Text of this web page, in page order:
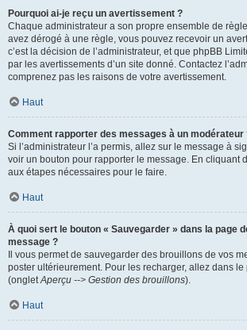
Pourquoi ai-je reçu un avertissement ?
Chaque administrateur a son propre ensemble de
avez dérogé à une règle, vous pouvez recevoir un
c’est la décision de l’administrateur, et que phpBB
par les avertissements d’un site donné. Contactez
comprenez pas les raisons de votre avertissement.
Haut
Comment rapporter des messages à un modérateur
Si l’administrateur l’a permis, allez sur le message à
voir un bouton pour rapporter le message. En cliquant
aux étapes nécessaires pour le faire.
Haut
À quoi sert le bouton « Sauvegarder » dans la page
message ?
Il vous permet de sauvegarder des brouillons de vos
poster ultérieurement. Pour les recharger, allez dans le
(onglet Aperçu --> Gestion des brouillons).
Haut